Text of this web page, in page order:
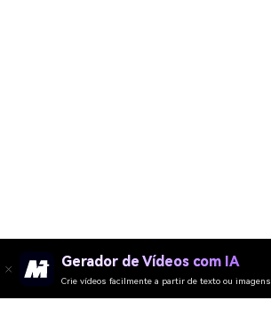
Gerador de Vídeos com IA
Crie vídeos facilmente a partir de texto ou imagens